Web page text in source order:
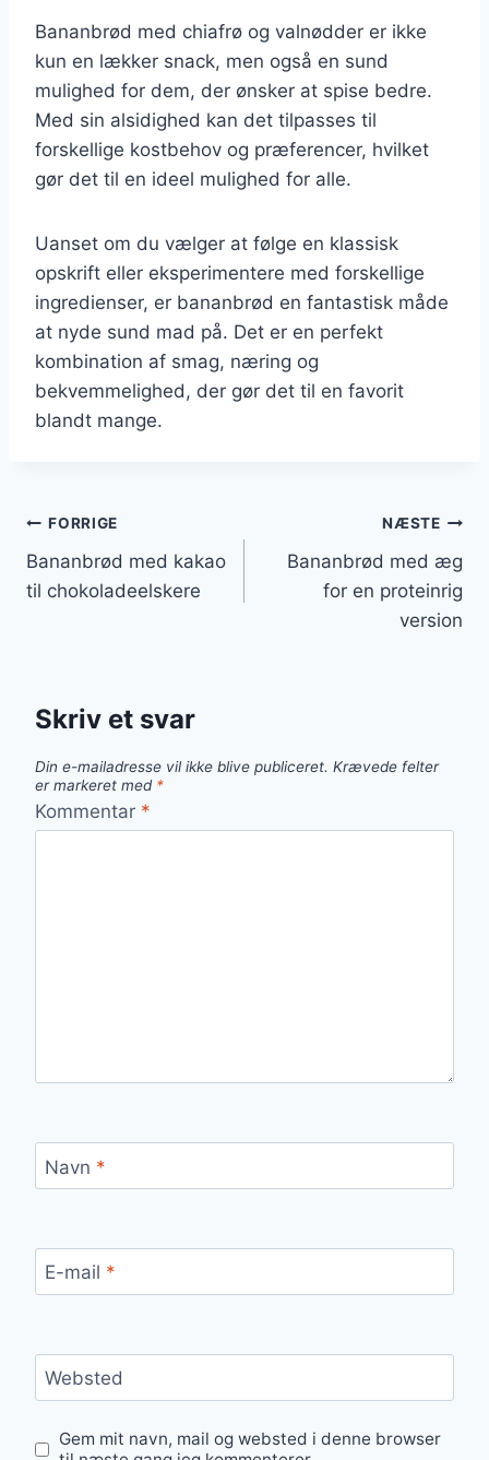
Bananbrød med chiafrø og valnødder er ikke
kun en lækker snack, men også en sund
mulighed for dem, der ønsker at spise bedre.
Med sin alsidighed kan det tilpasses til
forskellige kostbehov og præferencer, hvilket
gør det til en ideel mulighed for alle.
Uanset om du vælger at følge en klassisk
opskrift eller eksperimentere med forskellige
ingredienser, er bananbrød en fantastisk måde
at nyde sund mad på. Det er en perfekt
kombination af smag, næring og
bekvemmelighed, der gør det til en favorit
blandt mange.
Indlægsnavigation
FORRIGE
Bananbrød med kakao
til chokoladeelskere
NÆSTE
Bananbrød med æg
for en proteinrig
version
Skriv et svar
Din e-mailadresse vil ikke blive publiceret. Krævede felter
er markeret med *
Kommentar *
Navn *
E-mail *
Websted
Gem mit navn, mail og websted i denne browser